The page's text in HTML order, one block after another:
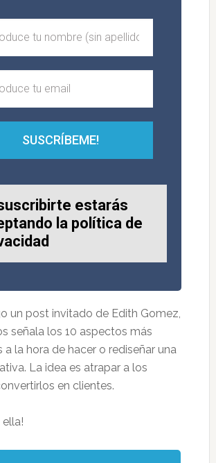
SUSCRÍBEME!
estarás
la política de
un post invitado de Edith Gomez,
señala los 10 aspectos más
la hora de hacer o rediseñar una
La idea es atrapar a los
en clientes.